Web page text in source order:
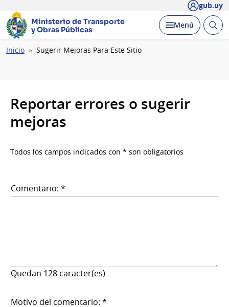
gub.uy
Ministerio de Transporte
y Obras Públicas
Desplegar
Menú Abrir
Ruta
Inicio Sugerir Mejoras Para Este Sitio
Reportar errores o sugerir
mejoras
Todos los campos indicados con * son obligatorios
Comentario: *
Quedan 128 caracter(es)
Motivo del comentario: *